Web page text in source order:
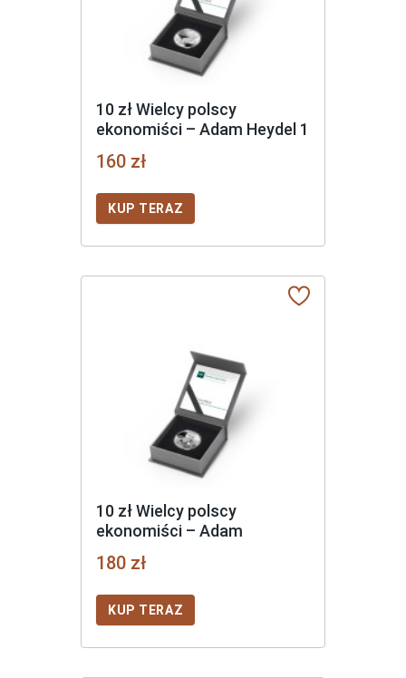
10 zł Wielcy polscy
ekonomiści – Adam Heydel 1
160 zł
KUP TERAZ
10 zł Wielcy polscy
ekonomiści – Adam
Krzyżanowski
180 zł
KUP TERAZ